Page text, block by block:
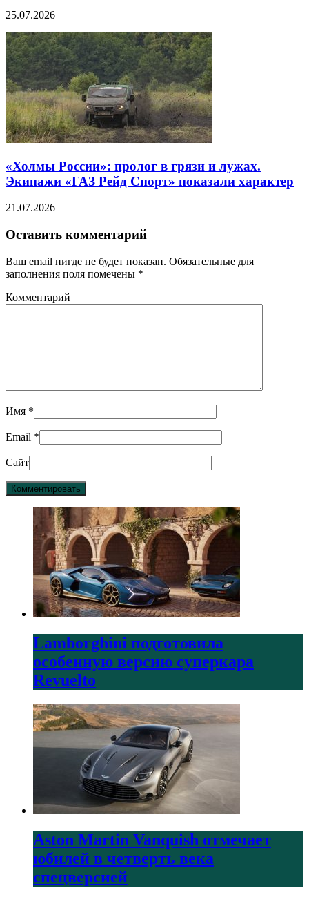
25.07.2026
«Холмы России»: пролог в грязи и лужах.
Экипажи «ГАЗ Рейд Спорт» показали характер
21.07.2026
Оставить комментарий
Ваш email нигде не будет показан. Обязательные для
заполнения поля помечены *
Комментарий
Имя *
Email *
Сайт
Lamborghini подготовила
особенную версию суперкара
Revuelto
Aston Martin Vanquish отмечает
юбилей в четверть века
спецверсией